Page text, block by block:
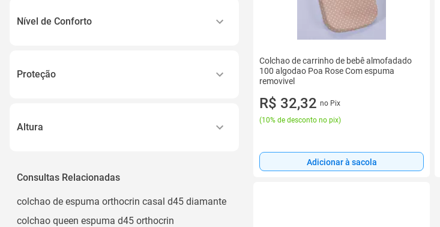
10 Kg
Nível de Conforto
Maior Maciez
Proteção
Mosquiteiro
Ver todos
Altura
10 Cm
Consultas Relacionadas
colchao de espuma orthocrin casal d45 diamante
colchao queen espuma d45 orthocrin
Colchao de carrinho de bebê almofadado
100 algodao Poa Rose Com espuma
removivel
R$ 32,32 no Pix
(10% de desconto no pix)
Adicionar à sacola